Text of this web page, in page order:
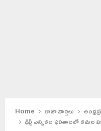
Home తాజా వార్తలు
ఢిల్లీ ఎన్నికల ఫలితాలలో కమల